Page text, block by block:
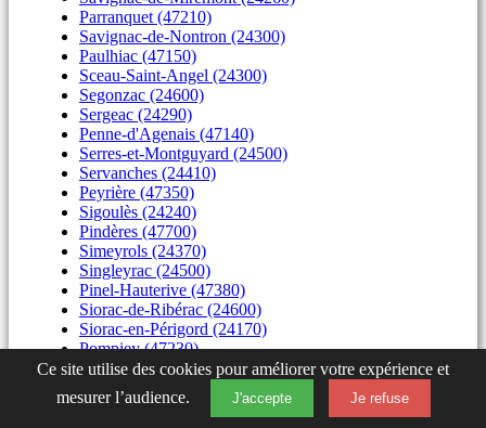
Parranquet (47210)
Savignac-de-Nontron (24300)
Paulhiac (47150)
Sceau-Saint-Angel (24300)
Segonzac (24600)
Sergeac (24290)
Penne-d'Agenais (47140)
Serres-et-Montguyard (24500)
Servanches (24410)
Peyrière (47350)
Sigoulès (24240)
Pindères (47700)
Simeyrols (24370)
Singleyrac (24500)
Pinel-Hauterive (47380)
Siorac-de-Ribérac (24600)
Siorac-en-Périgord (24170)
Pompiey (47230)
Sorges (24420)
Soudat (24360)
Soulaures (24540)
Ce site utilise des cookies pour améliorer votre expérience et
mesurer l’audience.
J'accepte Je refuse